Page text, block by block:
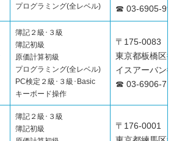
プログラミング(全レベル)
☎ 03-6905-
簿記２級･３級
簿記初級
原価計算初級
プログラミング(全レベル)
PC検定２級･３級･Basic
キーボード操作
〒175-0083
東京都板橋
イスアーバン
☎ 03-6906-
簿記２級･３級
簿記初級
〒176-0001